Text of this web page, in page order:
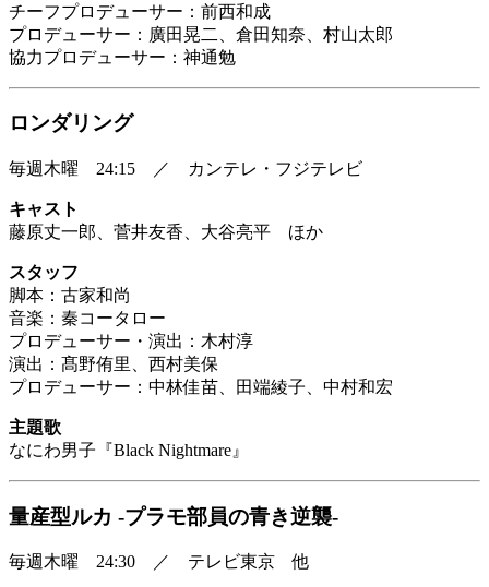
チーフプロデューサー：前西和成
プロデューサー：廣田晃二、倉田知奈、村山太郎
協力プロデューサー：神通勉
ロンダリング
毎週木曜 24:15 ／ カンテレ・フジテレビ
キャスト
藤原丈一郎、菅井友香、大谷亮平 ほか
スタッフ
脚本：古家和尚
音楽：秦コータロー
プロデューサー・演出：木村淳
演出：髙野侑里、西村美保
プロデューサー：中林佳苗、田端綾子、中村和宏
主題歌
なにわ男子『Black Nightmare』
量産型ルカ -プラモ部員の青き逆襲-
毎週木曜 24:30 ／ テレビ東京 他